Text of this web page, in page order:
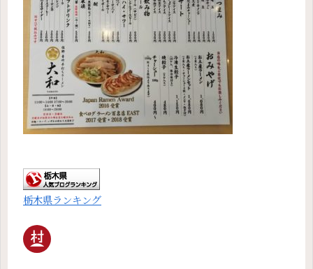
栃木県ランキング